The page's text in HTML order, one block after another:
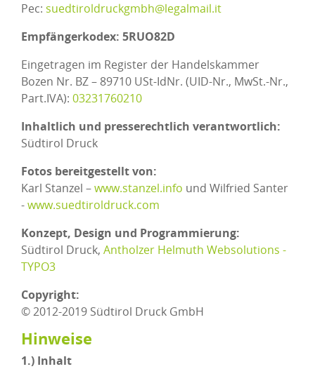
Pec: suedtiroldruckgmbh@legalmail.it
Empfängerkodex: 5RUO82D
Eingetragen im Register der Handelskammer
Bozen Nr. BZ – 89710 USt-IdNr. (UID-Nr., MwSt.-Nr.,
Part.IVA): 03231760210
Inhaltlich und presserechtlich verantwortlich:
Südtirol Druck
Fotos bereitgestellt von:
Karl Stanzel –www.stanzel.info und Wilfried Santer
-www.suedtiroldruck.com
Konzept, Design und Programmierung:
Südtirol Druck, Antholzer Helmuth Websolutions -
TYPO3
Copyright:
© 2012-2019 Südtirol Druck GmbH
Hinweise
1.) Inhalt